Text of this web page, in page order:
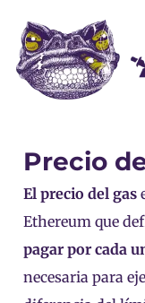
Precio
El precio del gas
Ethereum que
pagar por cada
necesaria para